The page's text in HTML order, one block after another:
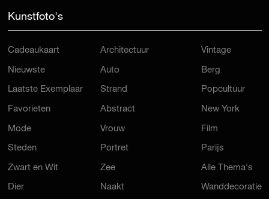
Kunstfoto's
Cadeaukaart
Nieuwste
Laatste Exemplaar
Favorieten
Mode
Steden
Zwart en Wit
Dier
Architectuur
Auto
Strand
Abstract
Vrouw
Portret
Zee
Naakt
Vintage
Berg
Popcultuur
New York
Film
Parijs
Alle Thema's
Wanddecoratie